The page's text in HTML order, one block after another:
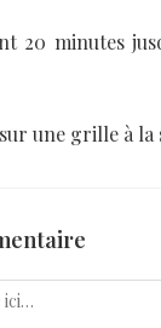
20 minutes
une grille à